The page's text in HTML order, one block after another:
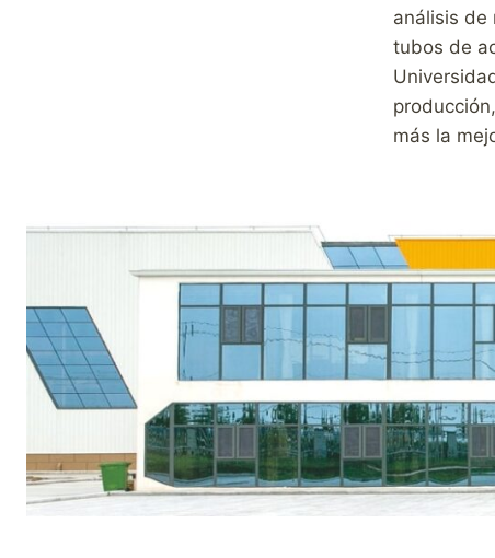
análisis de
tubos de
más la